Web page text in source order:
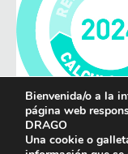
Bienvenida/o a la
página web
DRAGO
Una cookie o